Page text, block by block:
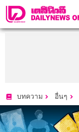
บทความ อื่นๆ